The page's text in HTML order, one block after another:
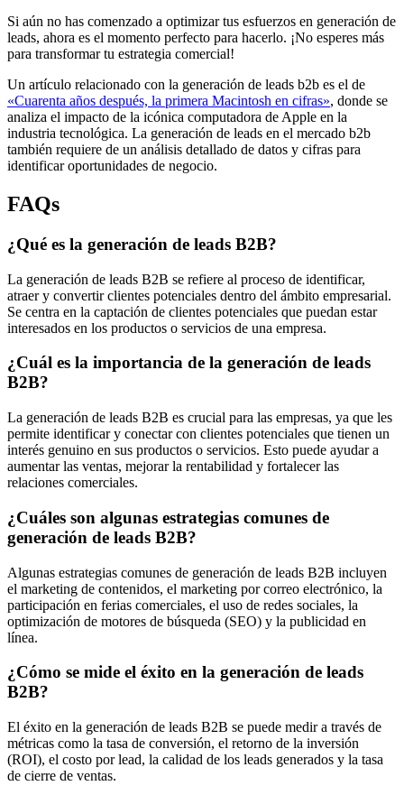
Si aún no has comenzado a optimizar tus esfuerzos en generación de
leads, ahora es el momento perfecto para hacerlo. ¡No esperes más
para transformar tu estrategia comercial!
Un artículo relacionado con la generación de leads b2b es el de
«Cuarenta años después, la primera Macintosh en cifras», donde se
analiza el impacto de la icónica computadora de Apple en la
industria tecnológica. La generación de leads en el mercado b2b
también requiere de un análisis detallado de datos y cifras para
identificar oportunidades de negocio.
FAQs
¿Qué es la generación de leads B2B?
La generación de leads B2B se refiere al proceso de identificar,
atraer y convertir clientes potenciales dentro del ámbito empresarial.
Se centra en la captación de clientes potenciales que puedan estar
interesados en los productos o servicios de una empresa.
¿Cuál es la importancia de la generación de leads
B2B?
La generación de leads B2B es crucial para las empresas, ya que les
permite identificar y conectar con clientes potenciales que tienen un
interés genuino en sus productos o servicios. Esto puede ayudar a
aumentar las ventas, mejorar la rentabilidad y fortalecer las
relaciones comerciales.
¿Cuáles son algunas estrategias comunes de
generación de leads B2B?
Algunas estrategias comunes de generación de leads B2B incluyen
el marketing de contenidos, el marketing por correo electrónico, la
participación en ferias comerciales, el uso de redes sociales, la
optimización de motores de búsqueda (SEO) y la publicidad en
línea.
¿Cómo se mide el éxito en la generación de leads
B2B?
El éxito en la generación de leads B2B se puede medir a través de
métricas como la tasa de conversión, el retorno de la inversión
(ROI), el costo por lead, la calidad de los leads generados y la tasa
de cierre de ventas.